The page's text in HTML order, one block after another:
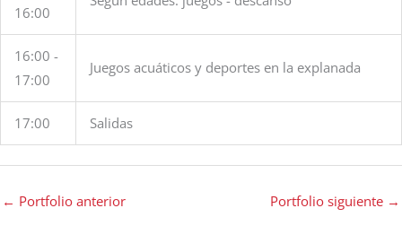
16:00
16:00 -
17:00
Juegos acuáticos y deportes en la explanada
17:00 Salidas
← Portfolio anterior Portfolio siguiente →